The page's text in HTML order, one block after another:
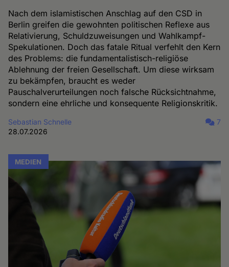
Nach dem islamistischen Anschlag auf den CSD in
Berlin greifen die gewohnten politischen Reflexe aus
Relativierung, Schuldzuweisungen und Wahlkampf-
Spekulationen. Doch das fatale Ritual verfehlt den Kern
des Problems: die fundamentalistisch-religiöse
Ablehnung der freien Gesellschaft. Um diese wirksam
zu bekämpfen, braucht es weder
Pauschalverurteilungen noch falsche Rücksichtnahme,
sondern eine ehrliche und konsequente Religionskritik.
Sebastian Schnelle
28.07.2026
7
MEDIEN